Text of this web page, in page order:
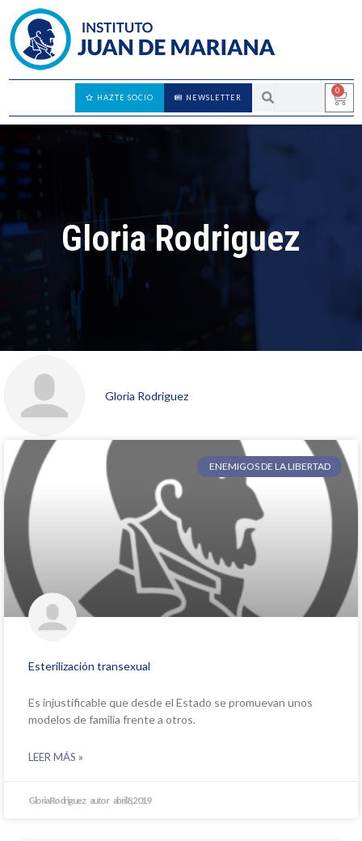
0
NEWSLETTER
HAZTE SOCIO
Gloria Rodriguez
Gloria Rodriguez
ENEMIGOS DE LA LIBERTAD
Esterilización transexual
Es injustificable que desde el Estado se promuevan unos
modelos de familia frente a otros.
LEER MÁS »
Gloria Rodriguez abril 8, 2019